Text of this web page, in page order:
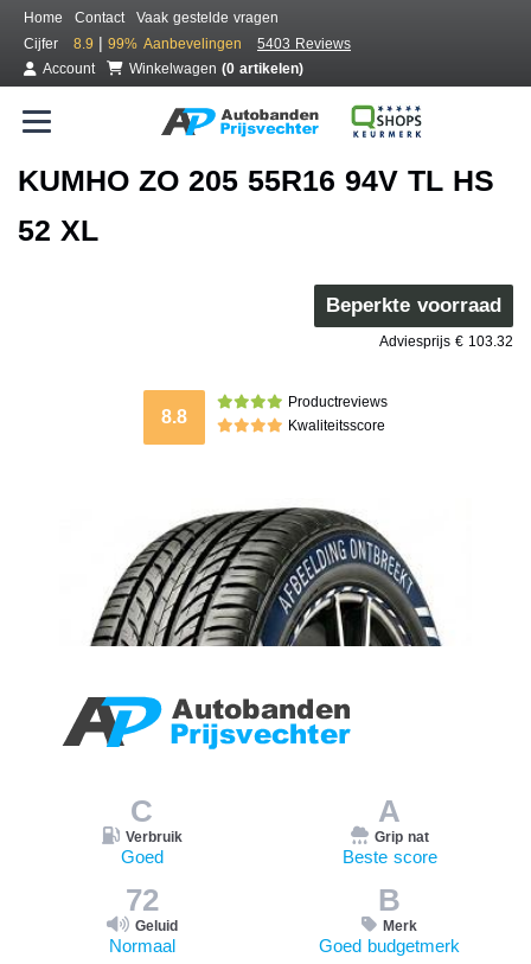
Home Contact
Vaak gestelde vragen
Cijfer
8.9 | 99% Aanbevelingen
5403 Reviews
Account
Winkelwagen (0 artikelen)
KUMHO ZO 205 55R16 94V TL HS
52 XL
Beperkte voorraad
Adviesprijs € 103.32
8.8
Productreviews
Kwaliteitsscore
C
Verbruik
Goed
A
Grip nat
Beste score
72
Geluid
Normaal
B
Merk
Goed budgetmerk